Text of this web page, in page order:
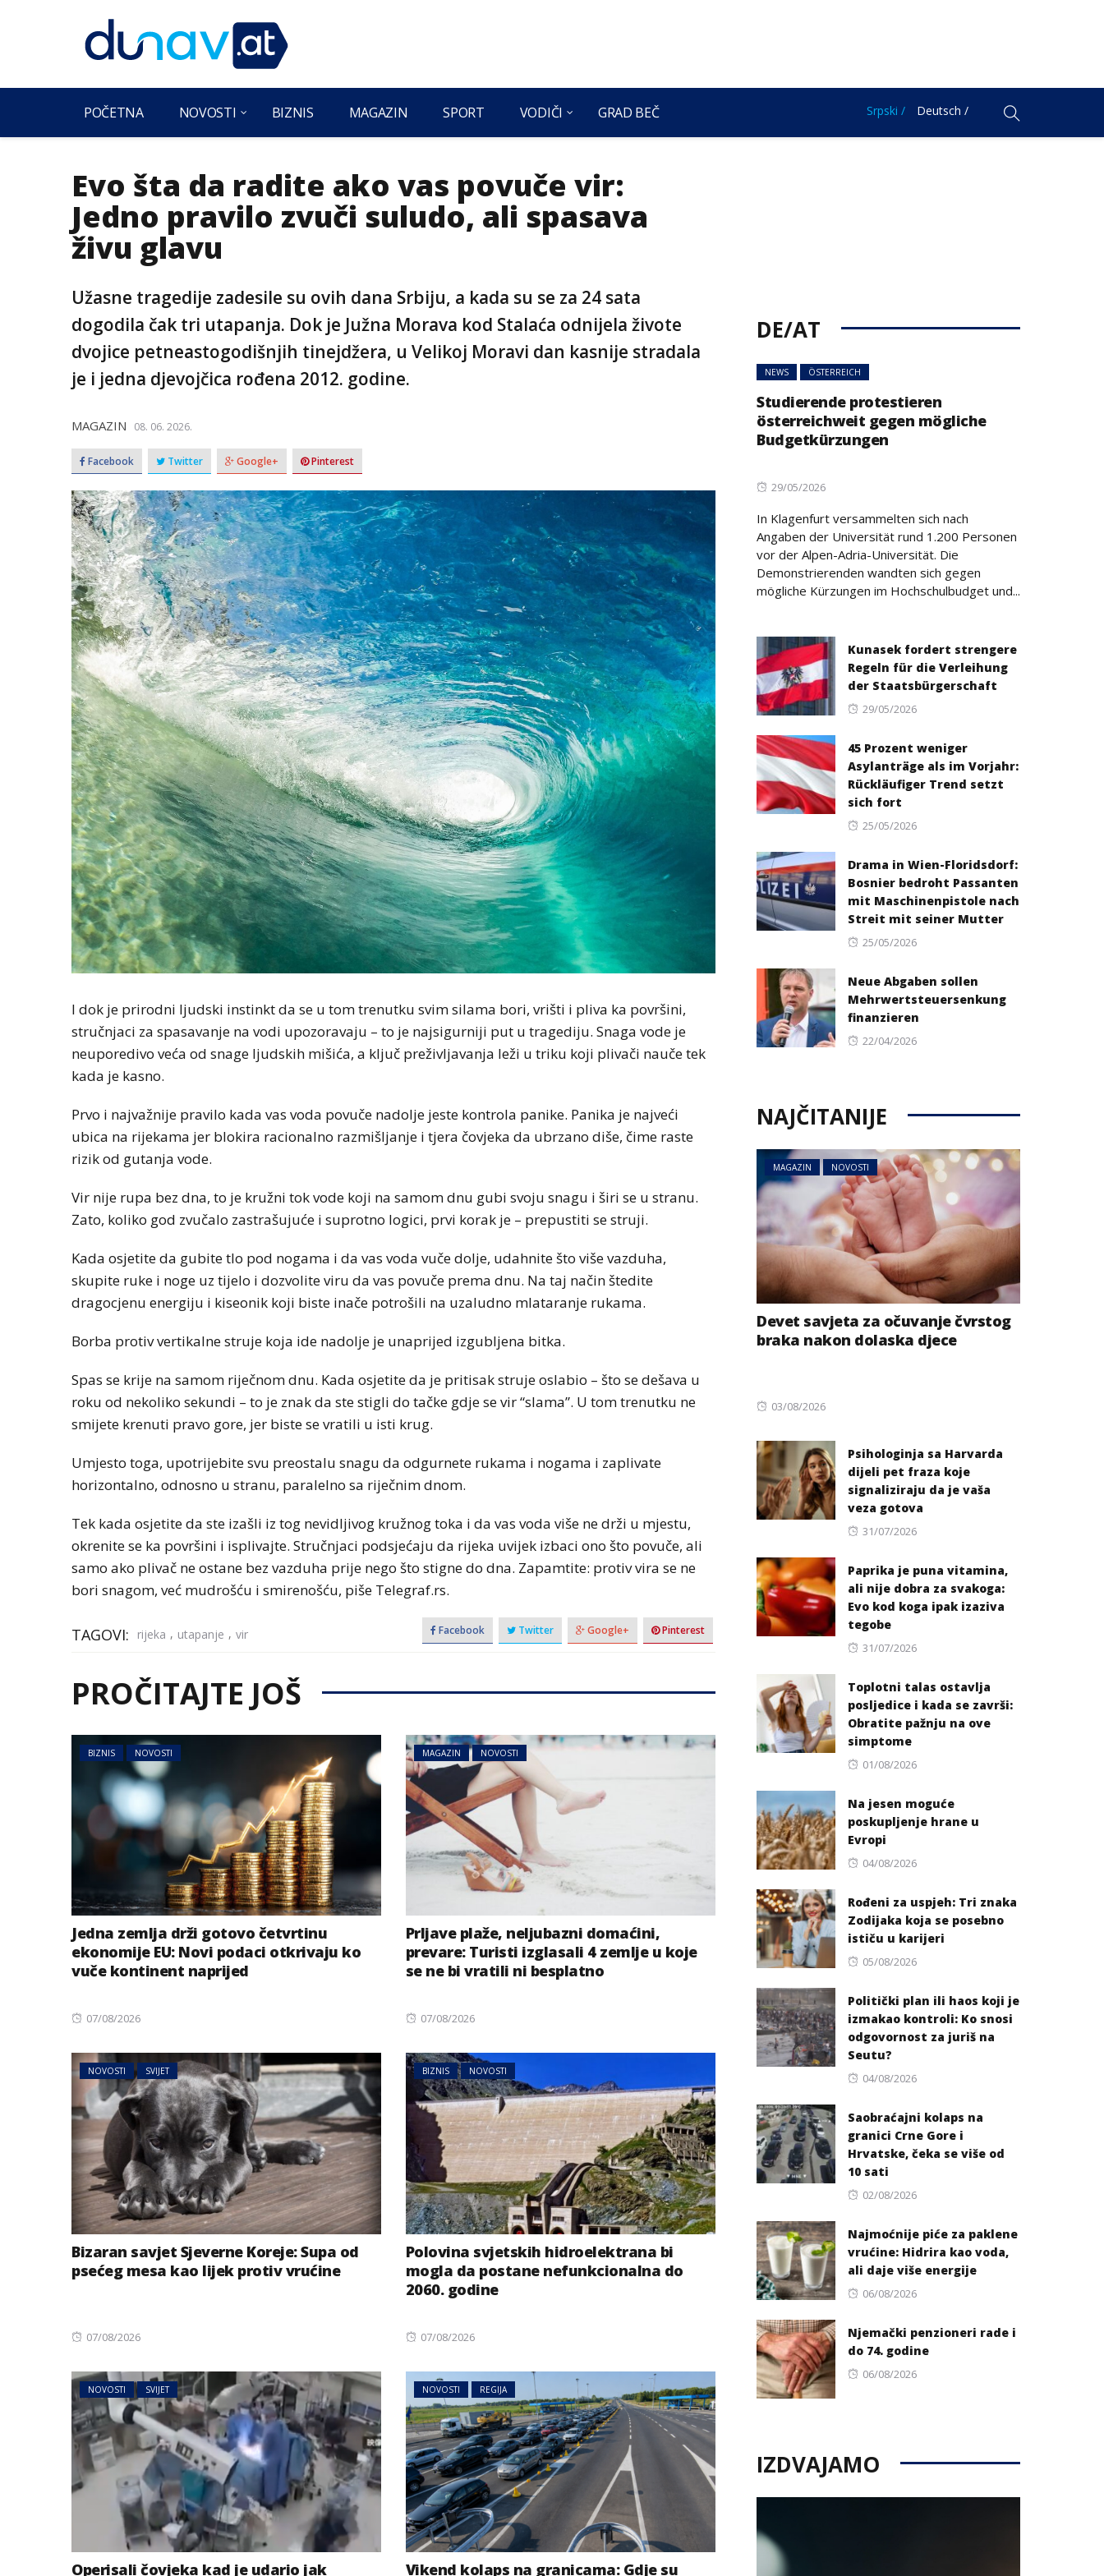
POČETNA NOVOSTI BIZNIS MAGAZIN SPORT VODIČI GRAD BEČ Srpski / Deutsch /
Evo šta da radite ako vas povuče vir:
Jedno pravilo zvuči suludo, ali spasava
živu glavu
Užasne tragedije zadesile su ovih dana Srbiju, a kada su se za 24 sata
dogodila čak tri utapanja. Dok je Južna Morava kod Stalaća odnijela živote
dvojice petneastogodišnjih tinejdžera, u Velikoj Moravi dan kasnije stradala
je i jedna djevojčica rođena 2012. godine.
MAGAZIN 08. 06. 2026.
Facebook Twitter Google+ Pinterest
I dok je prirodni ljudski instinkt da se u tom trenutku svim silama bori, vrišti i pliva ka površini,
stručnjaci za spasavanje na vodi upozoravaju – to je najsigurniji put u tragediju. Snaga vode je
neuporedivo veća od snage ljudskih mišića, a ključ preživljavanja leži u triku koji plivači nauče tek
kada je kasno.
Prvo i najvažnije pravilo kada vas voda povuče nadolje jeste kontrola panike. Panika je najveći
ubica na rijekama jer blokira racionalno razmišljanje i tjera čovjeka da ubrzano diše, čime raste
rizik od gutanja vode.
Vir nije rupa bez dna, to je kružni tok vode koji na samom dnu gubi svoju snagu i širi se u stranu.
Zato, koliko god zvučalo zastrašujuće i suprotno logici, prvi korak je – prepustiti se struji.
Kada osjetite da gubite tlo pod nogama i da vas voda vuče dolje, udahnite što više vazduha,
skupite ruke i noge uz tijelo i dozvolite viru da vas povuče prema dnu. Na taj način štedite
dragocjenu energiju i kiseonik koji biste inače potrošili na uzaludno mlataranje rukama.
Borba protiv vertikalne struje koja ide nadolje je unaprijed izgubljena bitka.
Spas se krije na samom riječnom dnu. Kada osjetite da je pritisak struje oslabio – što se dešava u
roku od nekoliko sekundi – to je znak da ste stigli do tačke gdje se vir “slama”. U tom trenutku ne
smijete krenuti pravo gore, jer biste se vratili u isti krug.
Umjesto toga, upotrijebite svu preostalu snagu da odgurnete rukama i nogama i zaplivate
horizontalno, odnosno u stranu, paralelno sa riječnim dnom.
Tek kada osjetite da ste izašli iz tog nevidljivog kružnog toka i da vas voda više ne drži u mjestu,
okrenite se ka površini i isplivajte. Stručnjaci podsjećaju da rijeka uvijek izbaci ono što povuče, ali
samo ako plivač ne ostane bez vazduha prije nego što stigne do dna. Zapamtite: protiv vira se ne
bori snagom, već mudrošću i smirenošću, piše Telegraf.rs.
TAGOVI: rijeka , utapanje , vir Facebook Twitter Google+ Pinterest
PROČITAJTE JOŠ
BIZNIS NOVOSTI
Jedna zemlja drži gotovo četvrtinu
ekonomije EU: Novi podaci otkrivaju ko
vuče kontinent naprijed
Posted
07/08/2026
MAGAZIN NOVOSTI
Prljave plaže, neljubazni domaćini,
prevare: Turisti izglasali 4 zemlje u koje
se ne bi vratili ni besplatno
Posted
07/08/2026
NOVOSTI SVIJET
Bizaran savjet Sjeverne Koreje: Supa od
psećeg mesa kao lijek protiv vrućine
Posted
07/08/2026
BIZNIS NOVOSTI
Polovina svjetskih hidroelektrana bi
mogla da postane nefunkcionalna do
2060. godine
Posted
07/08/2026
NOVOSTI SVIJET
Operisali čovjeka kad je udario jak
NOVOSTI REGIJA
Vikend kolaps na granicama: Gdje su
DE/AT
NEWS ÖSTERREICH
Studierende protestieren
österreichweit gegen mögliche
Budgetkürzungen
Posted
29/05/2026
In Klagenfurt versammelten sich nach
Angaben der Universität rund 1.200 Personen
vor der Alpen-Adria-Universität. Die
Demonstrierenden wandten sich gegen
mögliche Kürzungen im Hochschulbudget und...
Kunasek fordert strengere
Regeln für die Verleihung
der Staatsbürgerschaft
Posted
29/05/2026
45 Prozent weniger
Asylanträge als im Vorjahr:
Rückläufiger Trend setzt
sich fort
Posted
25/05/2026
Drama in Wien-Floridsdorf:
Bosnier bedroht Passanten
mit Maschinenpistole nach
Streit mit seiner Mutter
Posted
25/05/2026
Neue Abgaben sollen
Mehrwertsteuersenkung
finanzieren
Posted
22/04/2026
NAJČITANIJE
MAGAZIN NOVOSTI
Devet savjeta za očuvanje čvrstog
braka nakon dolaska djece
Posted
03/08/2026
Psihologinja sa Harvarda
dijeli pet fraza koje
signaliziraju da je vaša
veza gotova
Posted
31/07/2026
Paprika je puna vitamina,
ali nije dobra za svakoga:
Evo kod koga ipak izaziva
tegobe
Posted
31/07/2026
Toplotni talas ostavlja
posljedice i kada se završi:
Obratite pažnju na ove
simptome
Posted
01/08/2026
Na jesen moguće
poskupljenje hrane u
Evropi
Posted
04/08/2026
Rođeni za uspjeh: Tri znaka
Zodijaka koja se posebno
ističu u karijeri
Posted
05/08/2026
Politički plan ili haos koji je
izmakao kontroli: Ko snosi
odgovornost za juriš na
Seutu?
Posted
04/08/2026
Saobraćajni kolaps na
granici Crne Gore i
Hrvatske, čeka se više od
10 sati
Posted
02/08/2026
Najmoćnije piće za paklene
vrućine: Hidrira kao voda,
ali daje više energije
Posted
06/08/2026
Njemački penzioneri rade i
do 74. godine
Posted
06/08/2026
IZDVAJAMO